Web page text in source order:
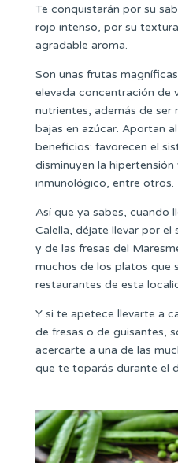
Te conquistarán por su
rojo intenso, por su
agradable aroma.
Son unas frutas
elevada concentración de
nutrientes, además de ser
bajas en azúcar. Aportan
beneficios: favorecen el
disminuyen la
inmunológico, entre otros.
Así que ya sabes, cuando
Calella, déjate llevar por el
y de las fresas del
muchos de los platos que
restaurantes de esta
Y si te apetece llevarte a
de fresas o de guisantes,
acercarte a una de las
que te toparás durante el